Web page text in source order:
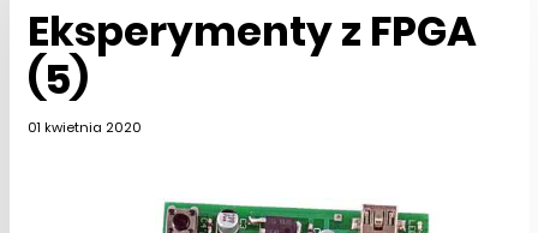
Eksperymenty z FPGA
(5)
01 kwietnia 2020